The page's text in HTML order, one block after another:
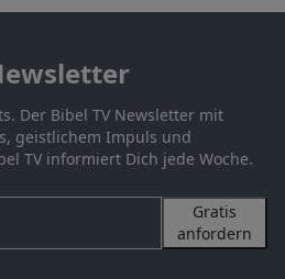
Der Bibel TV Newsletter mit
geistlichem Impuls und
TV informiert Dich jede Woche.
Gratis
anfordern